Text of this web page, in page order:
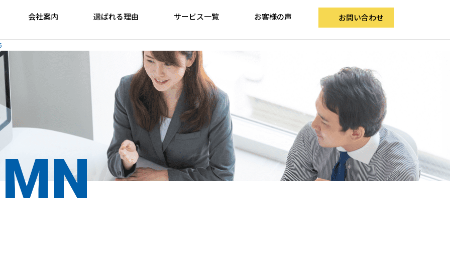
会社案内 選ばれる理由 サービス一覧 お客様の声 お問い合わせ